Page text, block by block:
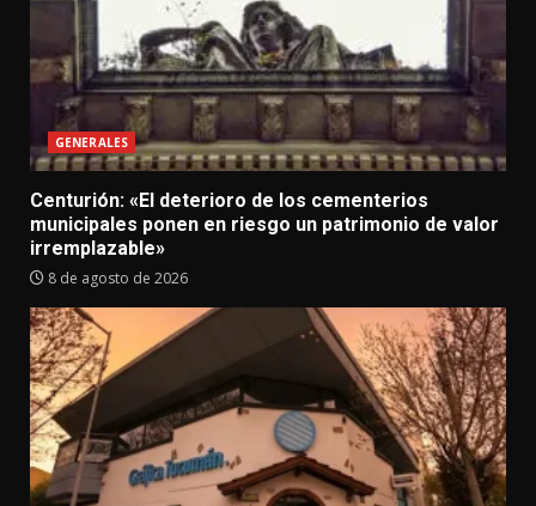
GENERALES
Centurión: «El deterioro de los cementerios
municipales ponen en riesgo un patrimonio de valor
irremplazable»
8 de agosto de 2026